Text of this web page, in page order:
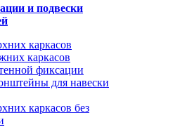
и подвески
каркасов
каркасов
фиксации
для навески
каркасов без